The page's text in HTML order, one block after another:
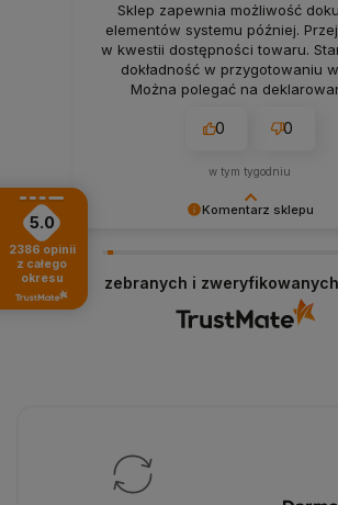
Komentarz sklepu
Sklep zapewnia możliwość
elementów systemu później.
w kwestii dostępności towaru.
dokładność w przygotowaniu
Można polegać na
polegać przy realizacji projektu
0 0
w tym tygodniu
zebranych i
5.0
2386 opinii
z całego
okresu